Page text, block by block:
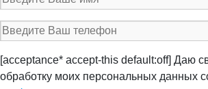
[acceptance* accept-this default:off] Даю
обработку моих персональных данных